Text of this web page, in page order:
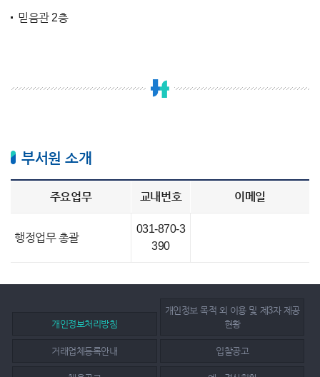
믿음관 2층
부서원 소개
주요업무 교내번호 이메일
행정업무 총괄
031-870-3
390
개인정보처리방침
개인정보 목적 외 이용 및 제3자 제공
현황
거래업체등록안내 입찰공고